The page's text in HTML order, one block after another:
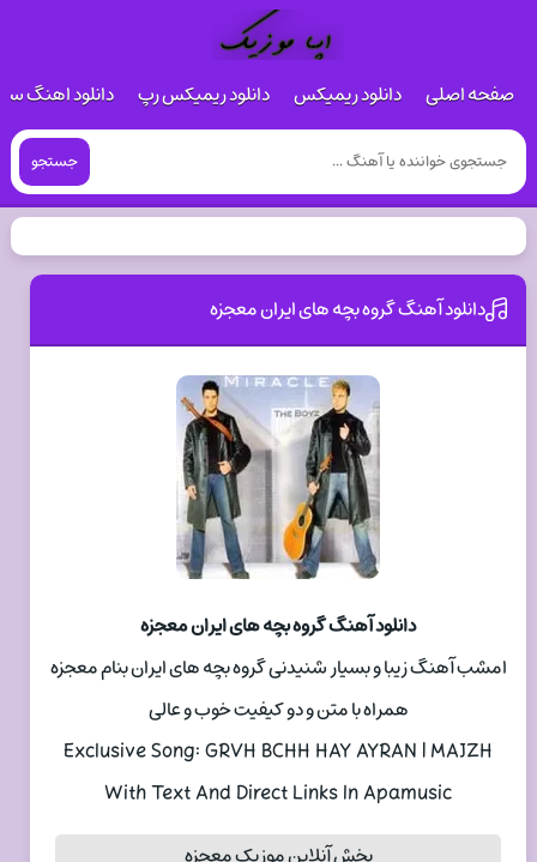
صفحه اصلی دانلود ریمیکس دانلود ریمیکس رپ دانلود اهنگ
جستجو
دانلود آهنگ گروه بچه های ایران معجزه
دانلود آهنگ گروه بچه های ایران معجزه
امشب آهنگ زیبا و بسیار شنیدنی گروه بچه های ایران بنام معجزه
همراه با متن و دو کیفیت خوب و عالی
Exclusive Song: GRVH BCHH HAY AYRAN | MAJZH
With Text And Direct Links In Apamusic